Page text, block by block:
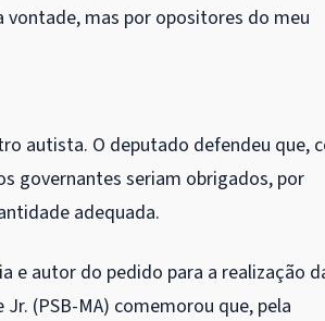
vontade, mas por opositores do meu
autista. O deputado defendeu que,
governantes seriam obrigados, por
adequada.
e autor do pedido para a realização
(PSB-MA) comemorou que, pela